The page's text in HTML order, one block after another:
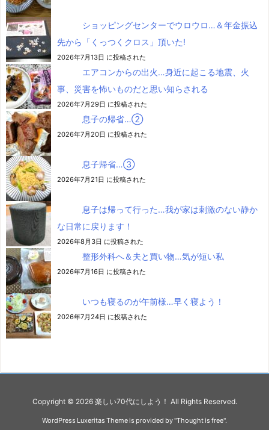
ショッピングセンターでウロウロ…＆年金振込
先から「くっつくクロス」頂いた!
2026年7月13日 に投稿された
エアコンからの出火…身近に起こる地震、火
事、災害を怖いものだと思い知らされる
2026年7月29日 に投稿された
息子の帰省…②
2026年7月20日 に投稿された
息子帰省…③
2026年7月21日 に投稿された
息子は帰って行った…我が家は刺激のない静か
な日常に戻ります！
2026年8月3日 に投稿された
整形外科へ＆夫と買い物…気が短い私
2026年7月16日 に投稿された
いつも寝るのが午前様…早く寝よう！
2026年7月24日 に投稿された
Copyright © 2026 楽しい70代にしよう！ All Rights Reserved.
WordPress Luxeritas Theme is provided by "Thought is free".